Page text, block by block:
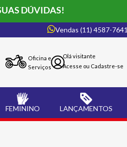
DÚVIDAS!
Vendas (11) 4587-7641
Oficina e
Serviços
FEMININO LANÇAMENTOS